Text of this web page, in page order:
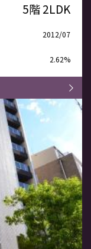
5階2LDK
2012/07
2.62%